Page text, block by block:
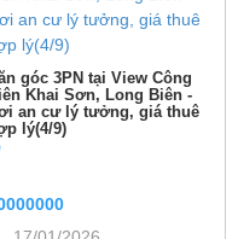
góc 3PN tại View Công
Khai Sơn, Long Biên -
an cư lý tưởng, giá thuê
lý(4/9)